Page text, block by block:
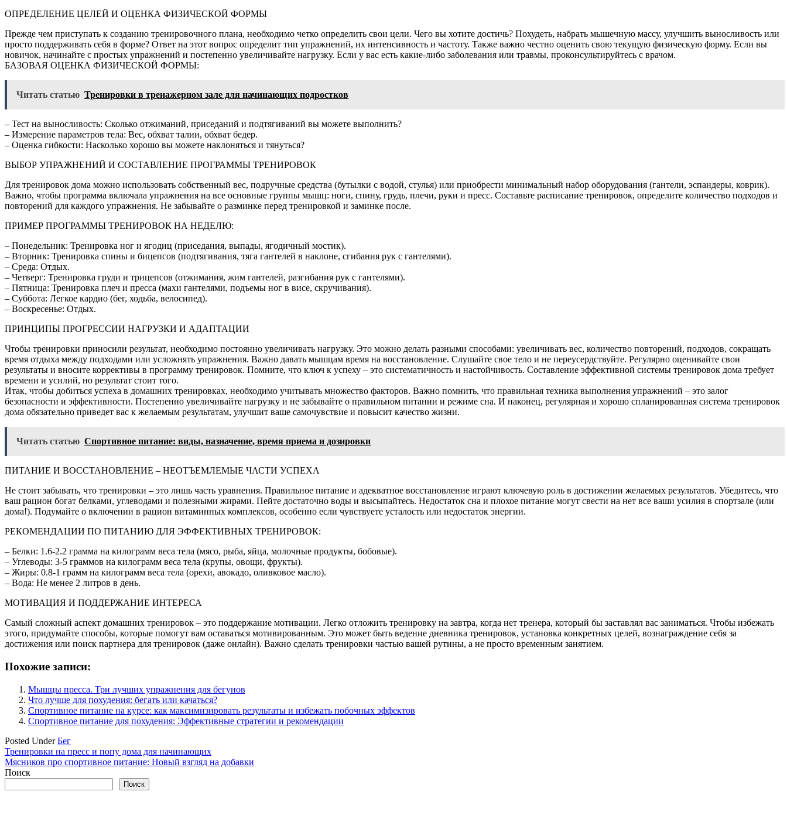
ОПРЕДЕЛЕНИЕ ЦЕЛЕЙ И ОЦЕНКА ФИЗИЧЕСКОЙ ФОРМЫ
Прежде чем приступать к созданию тренировочного плана, необходимо четко определить свои цели. Чего вы хотите достичь? Похудеть, набрать мышечную массу, улучшить выносливость или
просто поддерживать себя в форме? Ответ на этот вопрос определит тип упражнений, их интенсивность и частоту. Также важно честно оценить свою текущую физическую форму. Если вы
новичок, начинайте с простых упражнений и постепенно увеличивайте нагрузку. Если у вас есть какие-либо заболевания или травмы, проконсультируйтесь с врачом.
БАЗОВАЯ ОЦЕНКА ФИЗИЧЕСКОЙ ФОРМЫ:
Читать статью Тренировки в тренажерном зале для начинающих подростков
– Тест на выносливость: Сколько отжиманий, приседаний и подтягиваний вы можете выполнить?
– Измерение параметров тела: Вес, обхват талии, обхват бедер.
– Оценка гибкости: Насколько хорошо вы можете наклоняться и тянуться?
ВЫБОР УПРАЖНЕНИЙ И СОСТАВЛЕНИЕ ПРОГРАММЫ ТРЕНИРОВОК
Для тренировок дома можно использовать собственный вес, подручные средства (бутылки с водой, стулья) или приобрести минимальный набор оборудования (гантели, эспандеры, коврик).
Важно, чтобы программа включала упражнения на все основные группы мышц: ноги, спину, грудь, плечи, руки и пресс. Составьте расписание тренировок, определите количество подходов и
повторений для каждого упражнения. Не забывайте о разминке перед тренировкой и заминке после.
ПРИМЕР ПРОГРАММЫ ТРЕНИРОВОК НА НЕДЕЛЮ:
– Понедельник: Тренировка ног и ягодиц (приседания, выпады, ягодичный мостик).
– Вторник: Тренировка спины и бицепсов (подтягивания, тяга гантелей в наклоне, сгибания рук с гантелями).
– Среда: Отдых.
– Четверг: Тренировка груди и трицепсов (отжимания, жим гантелей, разгибания рук с гантелями).
– Пятница: Тренировка плеч и пресса (махи гантелями, подъемы ног в висе, скручивания).
– Суббота: Легкое кардио (бег, ходьба, велосипед).
– Воскресенье: Отдых.
ПРИНЦИПЫ ПРОГРЕССИИ НАГРУЗКИ И АДАПТАЦИИ
Чтобы тренировки приносили результат, необходимо постоянно увеличивать нагрузку. Это можно делать разными способами: увеличивать вес, количество повторений, подходов, сокращать
время отдыха между подходами или усложнять упражнения. Важно давать мышцам время на восстановление. Слушайте свое тело и не переусердствуйте. Регулярно оценивайте свои
результаты и вносите коррективы в программу тренировок. Помните, что ключ к успеху – это систематичность и настойчивость. Составление эффективной системы тренировок дома требует
времени и усилий, но результат стоит того.
Итак, чтобы добиться успеха в домашних тренировках, необходимо учитывать множество факторов. Важно помнить, что правильная техника выполнения упражнений – это залог
безопасности и эффективности. Постепенно увеличивайте нагрузку и не забывайте о правильном питании и режиме сна. И наконец, регулярная и хорошо спланированная система тренировок
дома обязательно приведет вас к желаемым результатам, улучшит ваше самочувствие и повысит качество жизни.
Читать статью Спортивное питание: виды, назначение, время приема и дозировки
ПИТАНИЕ И ВОССТАНОВЛЕНИЕ – НЕОТЪЕМЛЕМЫЕ ЧАСТИ УСПЕХА
Не стоит забывать, что тренировки – это лишь часть уравнения. Правильное питание и адекватное восстановление играют ключевую роль в достижении желаемых результатов. Убедитесь, что
ваш рацион богат белками, углеводами и полезными жирами. Пейте достаточно воды и высыпайтесь. Недостаток сна и плохое питание могут свести на нет все ваши усилия в спортзале (или
дома!). Подумайте о включении в рацион витаминных комплексов, особенно если чувствуете усталость или недостаток энергии.
РЕКОМЕНДАЦИИ ПО ПИТАНИЮ ДЛЯ ЭФФЕКТИВНЫХ ТРЕНИРОВОК:
– Белки: 1.6-2.2 грамма на килограмм веса тела (мясо, рыба, яйца, молочные продукты, бобовые).
– Углеводы: 3-5 граммов на килограмм веса тела (крупы, овощи, фрукты).
– Жиры: 0.8-1 грамм на килограмм веса тела (орехи, авокадо, оливковое масло).
– Вода: Не менее 2 литров в день.
МОТИВАЦИЯ И ПОДДЕРЖАНИЕ ИНТЕРЕСА
Самый сложный аспект домашних тренировок – это поддержание мотивации. Легко отложить тренировку на завтра, когда нет тренера, который бы заставлял вас заниматься. Чтобы избежать
этого, придумайте способы, которые помогут вам оставаться мотивированным. Это может быть ведение дневника тренировок, установка конкретных целей, вознаграждение себя за
достижения или поиск партнера для тренировок (даже онлайн). Важно сделать тренировки частью вашей рутины, а не просто временным занятием.
Похожие записи:
Мышцы пресса. Три лучших упражнения для бегунов
Что лучше для похудения: бегать или качаться?
Спортивное питание на курсе: как максимизировать результаты и избежать побочных эффектов
Спортивное питание для похудения: Эффективные стратегии и рекомендации
Posted UnderБег
Навигация
по
Тренировки на пресс и попу дома для начинающих
Мясников про спортивное питание: Новый взгляд на добавки
Поиск
Поиск